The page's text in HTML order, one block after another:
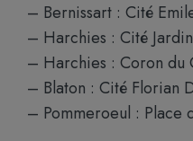
– Bernissart : Cité
– Harchies : Cité Jardin
– Harchies : Coron du
– Blaton : Cité Florian
– Pommeroeul : Place